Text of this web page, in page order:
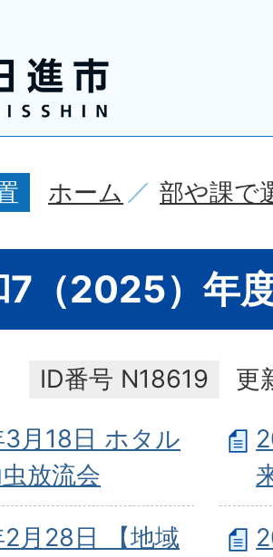
ホーム 部や課で
7（2025）年
ID番号 N18619
更
月18日 ホタル
放流会
月28日 【地域